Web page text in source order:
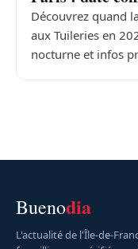
Découvrez quand
aux Tuileries en
nocturne et infos
Buenodia
L'actualité de l'Île-de-